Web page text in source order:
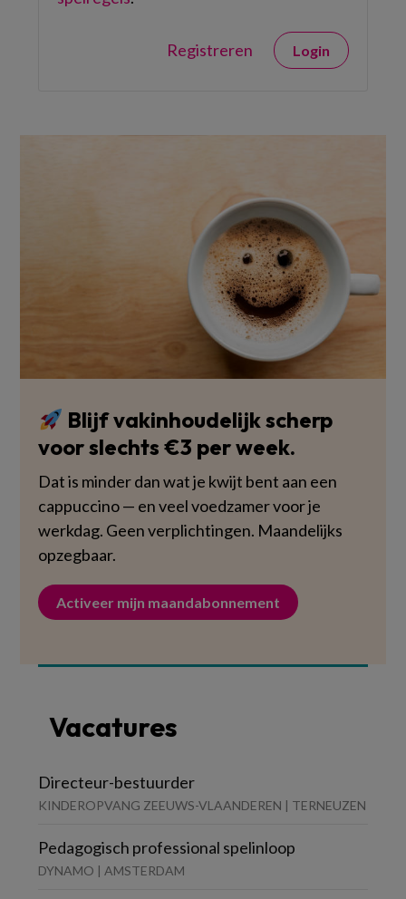
Registreren Login
Blijf vakinhoudelijk scherp
voor slechts €3 per week.
Dat is minder dan wat je kwijt bent aan een
cappuccino — en veel voedzamer voor je
werkdag. Geen verplichtingen. Maandelijks
opzegbaar.
Activeer mijn maandabonnement
Vacatures
Directeur-bestuurder
KINDEROPVANG ZEEUWS-VLAANDEREN | TERNEUZEN
Pedagogisch professional spelinloop
DYNAMO | AMSTERDAM